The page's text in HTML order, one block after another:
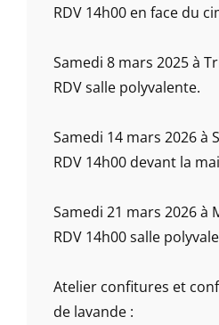
RDV 14h00 en face du
Samedi 8 mars 2025 à
RDV salle polyvalente.
Samedi 14 mars 2026 à
RDV 14h00 devant la
Samedi 21 mars 2026 à
RDV 14h00 salle
Atelier confitures et
de lavande :